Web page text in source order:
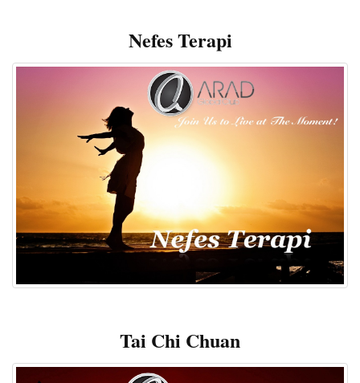
Nefes Terapi
Tai Chi Chuan